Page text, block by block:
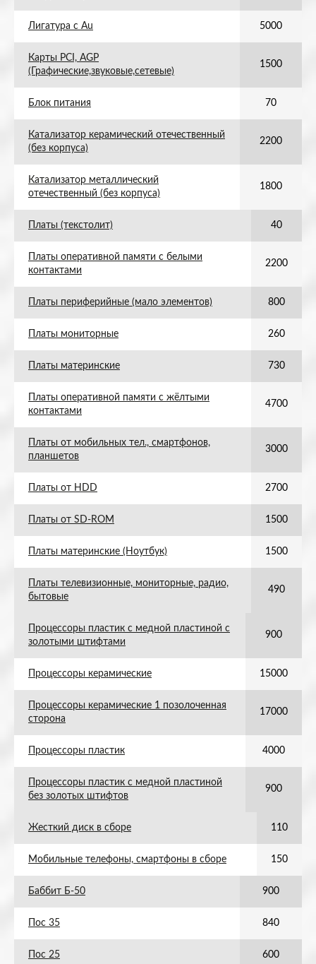
Лигатура с Au 5000
Карты PCI, AGP
(Графические,звуковые,сетевые)
1500
Блок питания 70
Катализатор керамический отечественный
(без корпуса)
2200
Катализатор металлический
отечественный (без корпуса)
1800
Платы (текстолит) 40
Платы оперативной памяти с белыми
контактами
2200
Платы периферийные (мало элементов) 800
Платы мониторные 260
Платы материнские 730
Платы оперативной памяти с жёлтыми
контактами
4700
Платы от мобильных тел., смартфонов,
планшетов
3000
Платы от HDD 2700
Платы от SD-ROM 1500
Платы материнские (Ноутбук) 1500
Платы телевизионные, мониторные, радио,
бытовые
490
Процессоры пластик с медной пластиной с
золотыми штифтами
900
Процессоры керамические 15000
Процессоры керамические 1 позолоченная
сторона
17000
Процессоры пластик 4000
Процессоры пластик с медной пластиной
без золотых штифтов
900
Жесткий диск в сборе 110
Мобильные телефоны, смартфоны в сборе 150
Баббит Б-50 900
Пос 35 840
Пос 25 600